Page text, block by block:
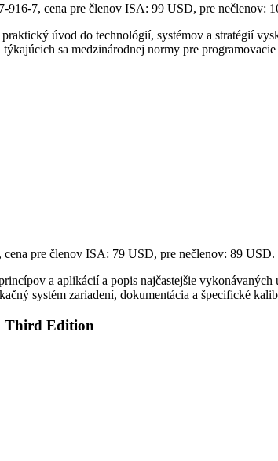
7, cena pre členov ISA: 99 USD, pre nečlenov:
úvod do technológií, systémov a stratégií
sa medzinárodnej normy pre
pre členov ISA: 79 USD, pre nečlenov: 89 USD.
a aplikácií a popis najčastejšie
systém zariadení, dokumentácia a špecifické
Third Edition